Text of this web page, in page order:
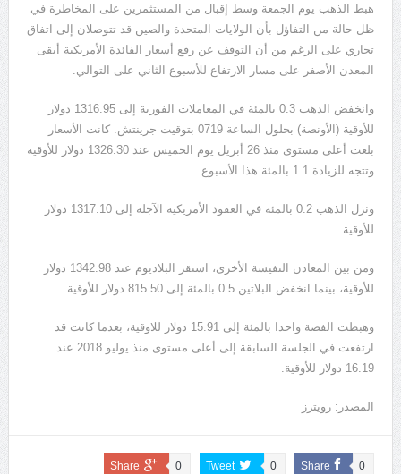
هبط الذهب يوم الجمعة وسط إقبال من المستثمرين على المخاطرة في
ظل حالة من التفاؤل بأن الولايات المتحدة والصين قد تتوصلان إلى اتفاق
تجاري على الرغم من أن التوقف عن رفع أسعار الفائدة الأمريكية أبقى
المعدن الأصفر على مسار الارتفاع للأسبوع الثاني على التوالي.
وانخفض الذهب 0.3 بالمئة في المعاملات الفورية إلى 1316.95 دولار
للأوقية (الأونصة) بحلول الساعة 0719 بتوقيت جرينتش. كانت الأسعار
بلغت أعلى مستوى منذ 26 أبريل يوم الخميس عند 1326.30 دولار للأوقية
وتتجه للزيادة 1.1 بالمئة هذا الأسبوع.
ونزل الذهب 0.2 بالمئة في العقود الأمريكية الآجلة إلى 1317.10 دولار
للأوقية.
ومن بين المعادن النفيسة الأخرى، استقر البلاديوم عند 1342.98 دولار
للأوقية، بينما انخفض البلاتين 0.5 بالمئة إلى 815.50 دولار للأوقية.
وهبطت الفضة واحدا بالمئة إلى 15.91 دولار للاوقية، بعدما كانت قد
ارتفعت في الجلسة السابقة إلى أعلى مستوى منذ يوليو 2018 عند
16.19 دولار للأوقية.
المصدر: رويترز
Share 0
Tweet 0
Share 0